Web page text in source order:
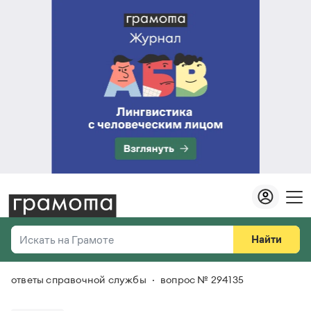
Искать на Грамоте
Справочная служба
Найти
Везде
ответы справочной службы вопрос № 294135